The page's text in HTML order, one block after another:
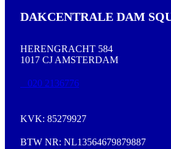
DAKCENTRALE DAM
HERENGRACHT 584
1017 CJ AMSTERDAM
020 2136776
KVK: 85279927
BTW NR: NL13564679879887